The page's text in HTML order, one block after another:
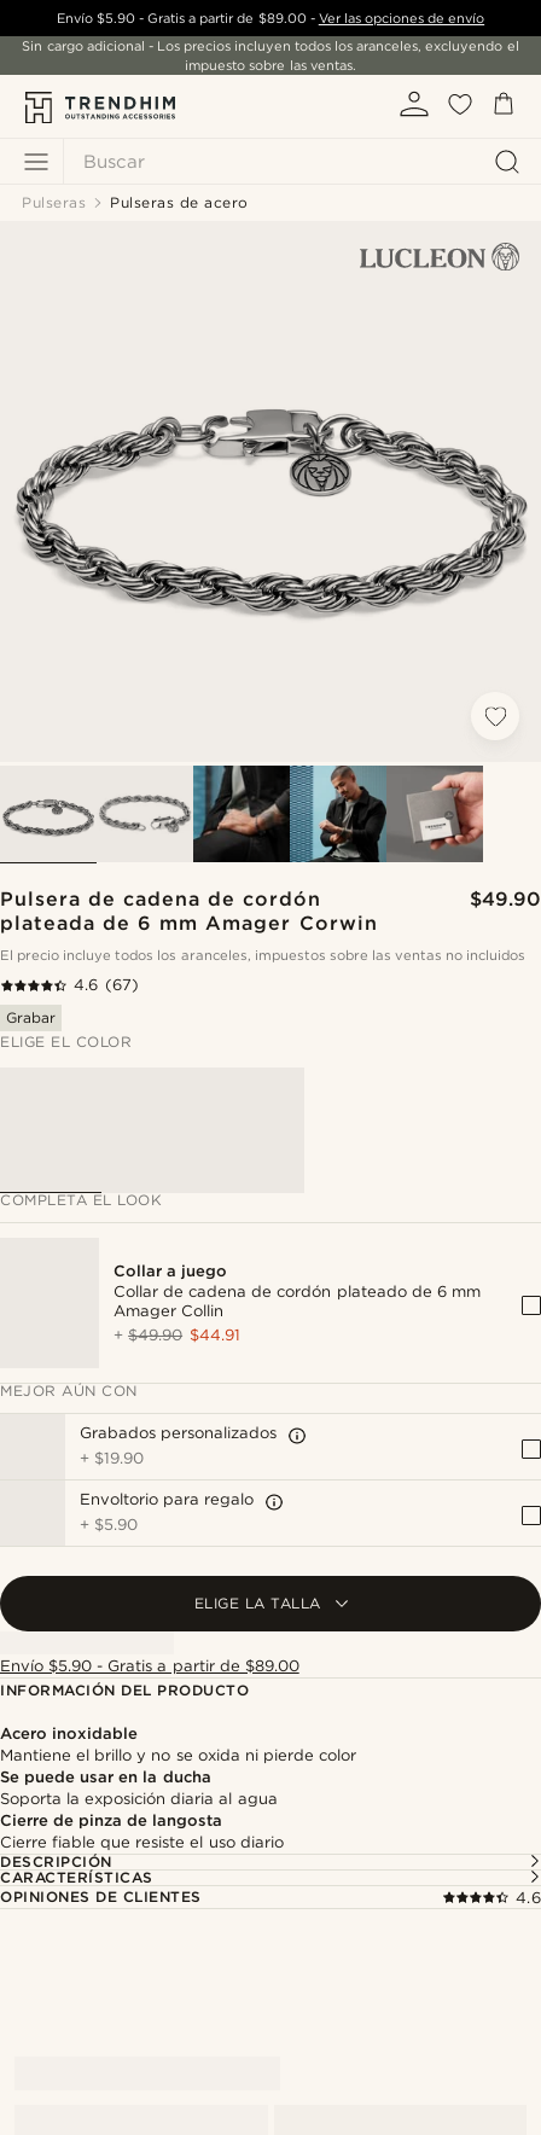
Buscar
Envío $5.90- Gratis a partir de $89.00- Ver las opciones de envío
Sin cargo adicional - Los precios incluyen todos los aranceles, excluyendo el
impuesto sobre las ventas.
Pulseras Pulseras de acero
Pulsera de cadena de cordón
plateada de 6 mm Amager Corwin
$49.90
El precio incluye todos los aranceles, impuestos sobre las ventas no incluidos
4.6 (67)
Grabar
ELIGE EL COLOR
COMPLETA EL LOOK
Collar a juego
Collar de cadena de cordón plateado de 6 mm
Amager Collin
+$49.90 $44.91
MEJOR AÚN CON
Grabados personalizados
+ $19.90
Envoltorio para regalo
+ $5.90
ELIGE LA TALLA
Envío $5.90 - Gratis a partir de $89.00
INFORMACIÓN DEL PRODUCTO
Acero inoxidable
Mantiene el brillo y no se oxida ni pierde color
Se puede usar en la ducha
Soporta la exposición diaria al agua
Cierre de pinza de langosta
Cierre fiable que resiste el uso diario
DESCRIPCIÓN
CARACTERÍSTICAS
OPINIONES DE CLIENTES
4.6